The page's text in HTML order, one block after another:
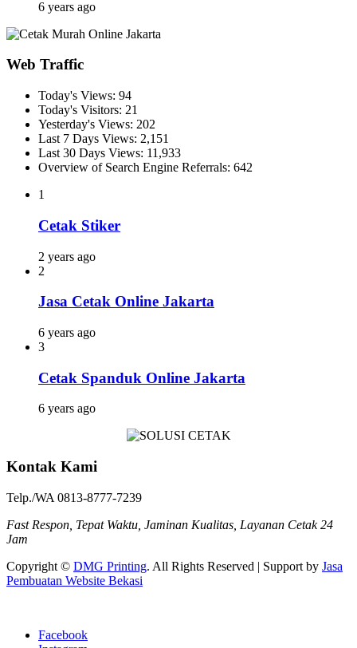
6 years ago
Web Traffic
Today's Views: 94
Today's Visitors: 21
Yesterday's Views: 202
Last 7 Days Views: 2,151
Last 30 Days Views: 11,933
Overview of Search Engine Referrals: 642
1
Cetak Stiker
2 years ago
2
Jasa Cetak Online Jakarta
6 years ago
3
Cetak Spanduk Online Jakarta
6 years ago
Kontak Kami
Telp./WA 0813-8777-7239
Fast Respon, Tepat Waktu, Jaminan Kualitas, Layanan Cetak 24
Jam
Copyright © DMG Printing. All Rights Reserved | Support by Jasa
Pembuatan Website Bekasi
Facebook